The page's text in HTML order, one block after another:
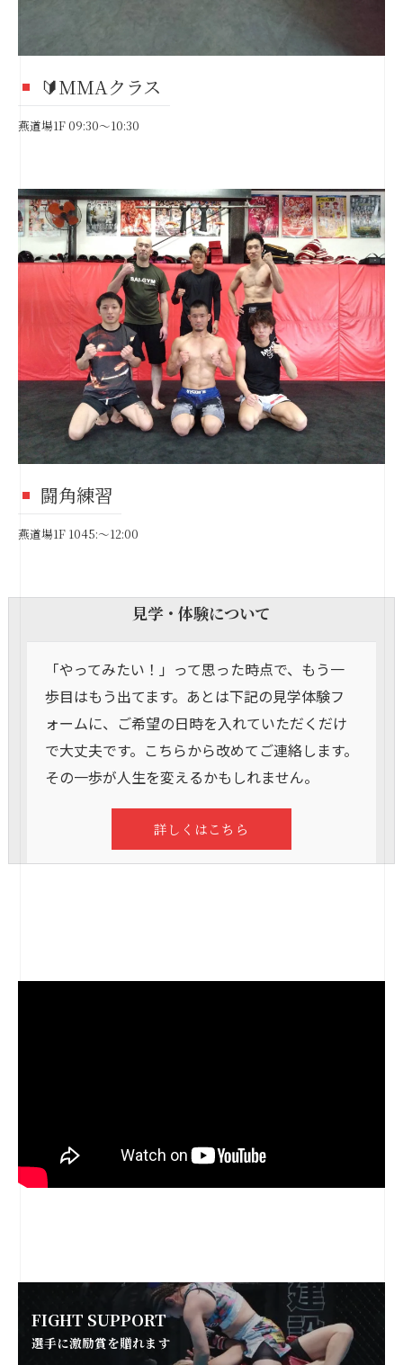
🔰MMAクラス
燕道場1F 09:30～10:30
闘角練習
燕道場1F 1045:～12:00
見学・体験について
「やってみたい！」って思った時点で、もう一
歩目はもう出てます。あとは下記の見学体験フ
ォームに、ご希望の日時を入れていただくだけ
で大丈夫です。こちらから改めてご連絡します。
その一歩が人生を変えるかもしれません。
詳しくはこちら
FIGHT SUPPORT
選手に激励賞を贈れます